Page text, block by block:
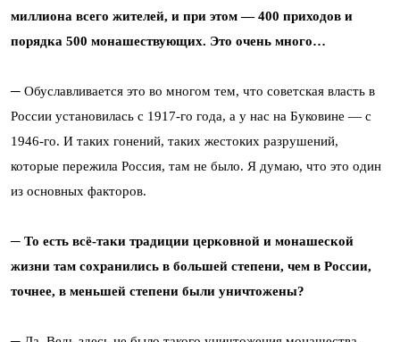
миллиона всего жителей, и при этом ― 400 приходов и
порядка 500 монашествующих. Это очень много…
─ Обуславливается это во многом тем, что советская власть в
России установилась с 1917-го года, а у нас на Буковине ― с
1946-го. И таких гонений, таких жестоких разрушений,
которые пережила Россия, там не было. Я думаю, что это один
из основных факторов.
─ То есть всё-таки традиции церковной и монашеской
жизни там сохранились в большей степени, чем в России,
точнее, в меньшей степени были уничтожены?